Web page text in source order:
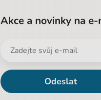
Akce a novinky na
Odeslat